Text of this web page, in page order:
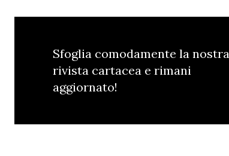
Sfoglia comodamente la nostra
rivista cartacea e rimani
aggiornato!